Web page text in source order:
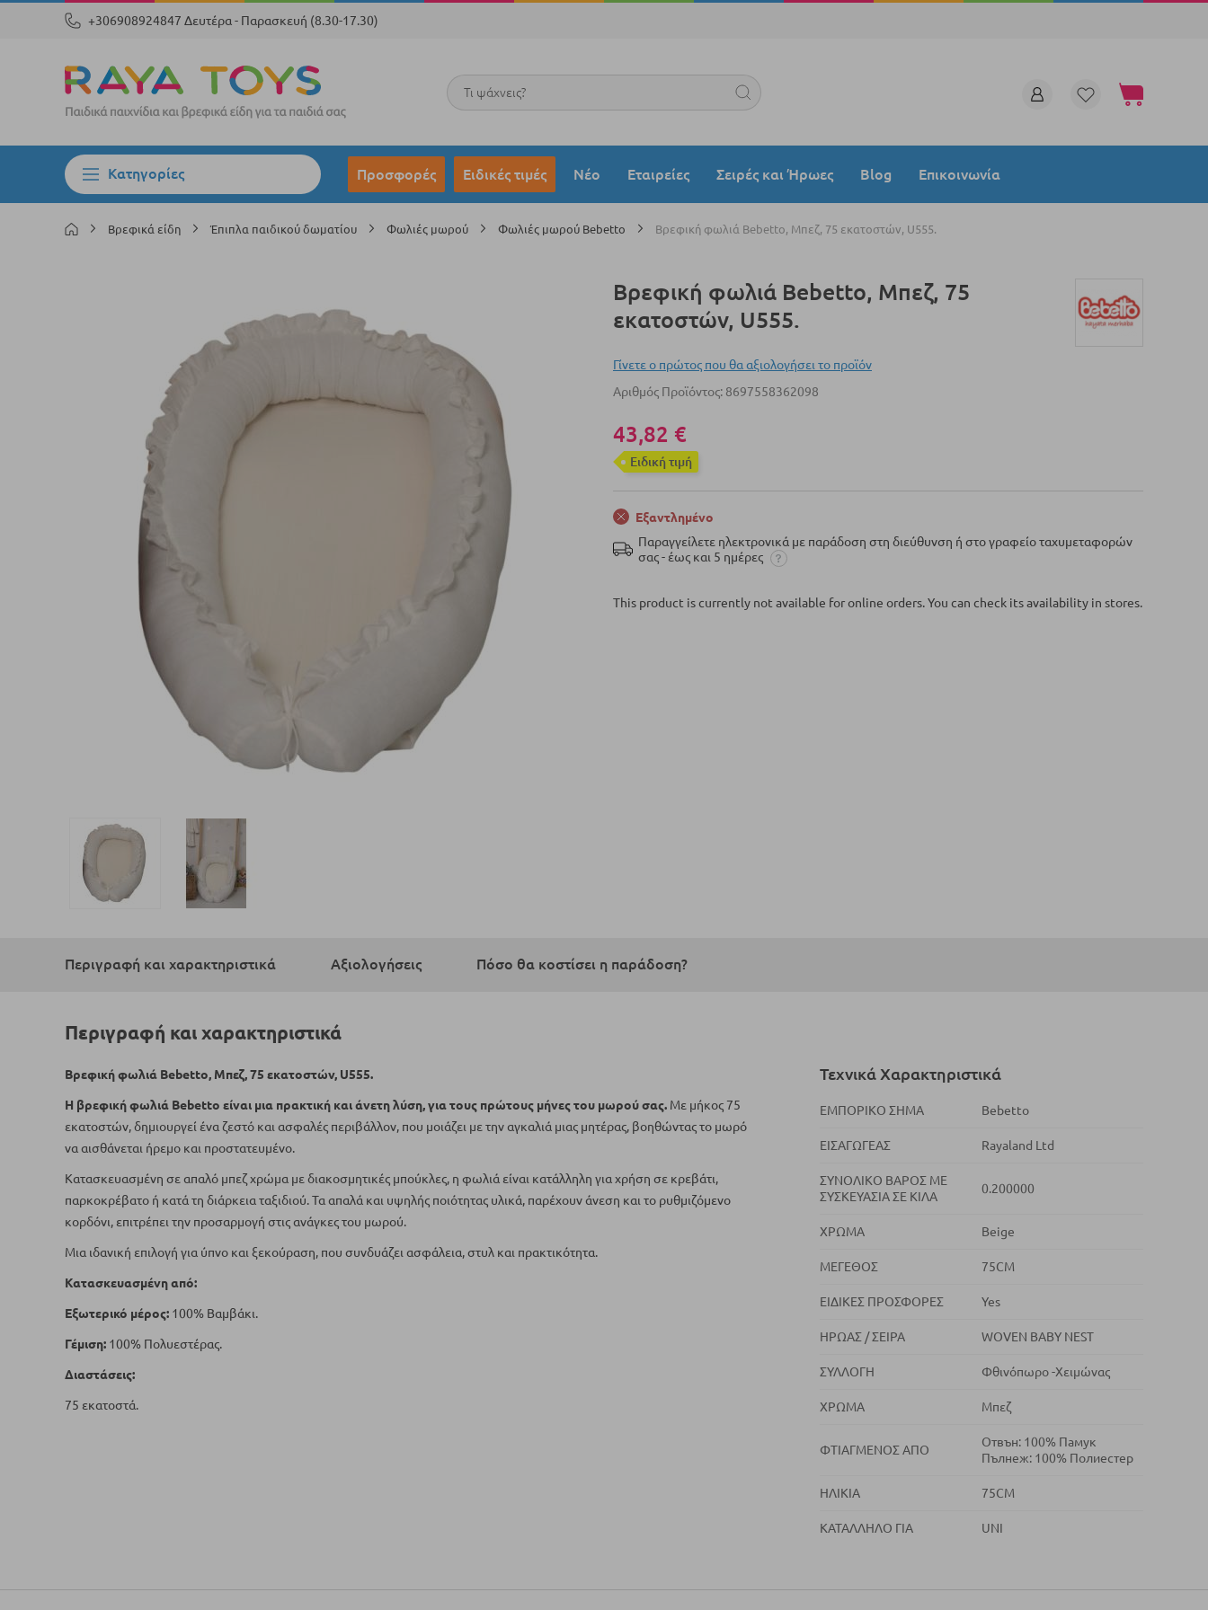
+306908924847 Δευτέρα - Παρασκευή (8.30-17.30)
Το καλάθι μου
Search
Κατηγορίες Προσφορές Ειδικές τιμές Νέο Εταιρείες Σειρές και Ήρωες Blog Επικοινωνία
Βρεφικά είδη Έπιπλα παιδικού δωματίου Φωλιές μωρού Φωλιές μωρού Bebetto Βρεφική φωλιά Bebetto, Μπεζ, 75 εκατοστών, U555.
της
Βρεφική φωλιά Bebetto, Μπεζ, 75
εκατοστών, U555.
Γίνετε ο πρώτος που θα αξιολογήσει το προϊόν
Αριθμός Προϊόντος 8697558362098
43,82 €
Eιδική τιμή
Εξαντλημένο
Παραγγείλετε ηλεκτρονικά με παράδοση στη διεύθυνση ή στο γραφείο ταχυμεταφορών
σας - έως και 5 ημέρες
This product is currently not available for online orders. You can check its availability in stores.
Περιγραφή και χαρακτηριστικά Αξιολογήσεις Πόσο θα κοστίσει η παράδοση?
Περιγραφή και χαρακτηριστικά
Βρεφική φωλιά Bebetto, Μπεζ, 75 εκατοστών, U555.
Η βρεφική φωλιά Bebetto είναι μια πρακτική και άνετη λύση, για τους πρώτους μήνες του μωρού σας. Με μήκος 75
εκατοστών, δημιουργεί ένα ζεστό και ασφαλές περιβάλλον, που μοιάζει με την αγκαλιά μιας μητέρας, βοηθώντας το μωρό
να αισθάνεται ήρεμο και προστατευμένο.
Κατασκευασμένη σε απαλό μπεζ χρώμα με διακοσμητικές μπούκλες, η φωλιά είναι κατάλληλη για χρήση σε κρεβάτι,
παρκοκρέβατο ή κατά τη διάρκεια ταξιδιού. Τα απαλά και υψηλής ποιότητας υλικά, παρέχουν άνεση και το ρυθμιζόμενο
κορδόνι, επιτρέπει την προσαρμογή στις ανάγκες του μωρού.
Μια ιδανική επιλογή για ύπνο και ξεκούραση, που συνδυάζει ασφάλεια, στυλ και πρακτικότητα.
Κατασκευασμένη από:
Εξωτερικό μέρος: 100% Βαμβάκι.
Γέμιση: 100% Πολυεστέρας.
Διαστάσεις:
75 εκατοστά.
Τεχνικά Χαρακτηριστικά
ΕΜΠΟΡΙΚΌ ΣΉΜΑ Bebetto
ΕΙΣΑΓΩΓΈΑΣ Rayaland Ltd
ΣΥΝΟΛΙΚΌ ΒΆΡΟΣ ΜΕ
ΣΥΣΚΕΥΑΣΊΑ ΣΕ ΚΙΛΆ
0.200000
ΧΡΏΜΑ Beige
ΜΈΓΕΘΟΣ 75CM
ΕΙΔΙΚΈΣ ΠΡΟΣΦΟΡΈΣ Yes
ΉΡΩΑΣ / ΣΕΙΡΆ WOVEN BABY NEST
ΣΥΛΛΟΓΉ Φθινόπωρο -Χειμώνας
ΧΡΏΜΑ Μπεζ
ΦΤΙΑΓΜΈΝΟΣ ΑΠΌ
Отвън: 100% Памук
Пълнеж: 100% Полиестер
ΗΛΙΚΊΑ 75CM
ΚΑΤΆΛΛΗΛΟ ΓΙΑ UNI